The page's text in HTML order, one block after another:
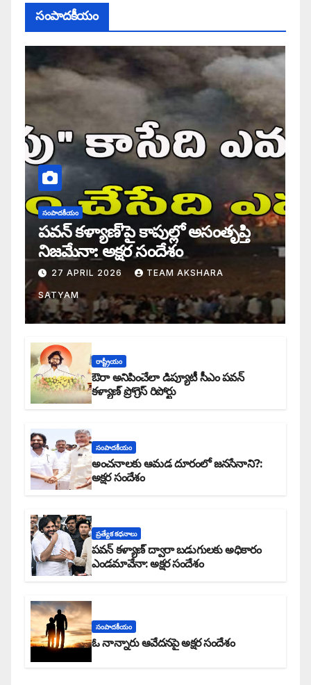
సంపాదకీయం
సంపాదకీయం
పవన్ కళ్యాణ్’పై కాపుల్లో అసంతృప్తి
నిజమేనా: అక్షర సందేశం
27 APRIL 2026 TEAM AKSHARA
SATYAM
రాష్ట్రీయం
ఔరా అనిపించేలా డిప్యూటీ సీఎం పవన్
కళ్యాణ్ ప్రోగ్రెస్ రిపోర్టు
సంపాదకీయం
అంచనాలకు ఆమడ దూరంలో జనసేనాని?:
అక్షర సందేశం
ప్రత్యేక కధనాలు
పవన్ కళ్యాణ్ ద్వారా బడుగులకు అధికారం
ఎండమావేనా: అక్షర సందేశం
సంపాదకీయం
ఓ నాన్నారు ఆవేదనపై అక్షర సందేశం